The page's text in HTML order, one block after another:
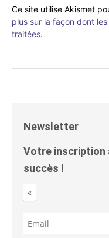
Ce site utilise Akismet
plus sur la façon dont
traitées.
Newsletter
Votre inscription
succès !
«